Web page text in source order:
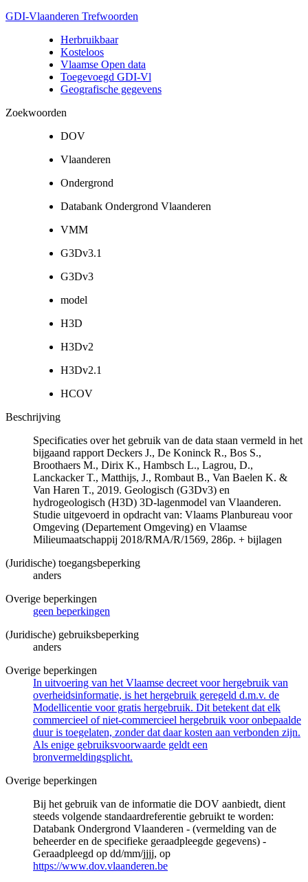
GDI-Vlaanderen Trefwoorden
Herbruikbaar
Kosteloos
Vlaamse Open data
Toegevoegd GDI-Vl
Geografische gegevens
Zoekwoorden
DOV
Vlaanderen
Ondergrond
Databank Ondergrond Vlaanderen
VMM
G3Dv3.1
G3Dv3
model
H3D
H3Dv2
H3Dv2.1
HCOV
Beschrijving
Specificaties over het gebruik van de data staan vermeld in het
bijgaand rapport Deckers J., De Koninck R., Bos S.,
Broothaers M., Dirix K., Hambsch L., Lagrou, D.,
Lanckacker T., Matthijs, J., Rombaut B., Van Baelen K. &
Van Haren T., 2019. Geologisch (G3Dv3) en
hydrogeologisch (H3D) 3D-lagenmodel van Vlaanderen.
Studie uitgevoerd in opdracht van: Vlaams Planbureau voor
Omgeving (Departement Omgeving) en Vlaamse
Milieumaatschappij 2018/RMA/R/1569, 286p. + bijlagen
(Juridische) toegangsbeperking
anders
Overige beperkingen
geen beperkingen
(Juridische) gebruiksbeperking
anders
Overige beperkingen
In uitvoering van het Vlaamse decreet voor hergebruik van
overheidsinformatie, is het hergebruik geregeld d.m.v. de
Modellicentie voor gratis hergebruik. Dit betekent dat elk
commercieel of niet-commercieel hergebruik voor onbepaalde
duur is toegelaten, zonder dat daar kosten aan verbonden zijn.
Als enige gebruiksvoorwaarde geldt een
bronvermeldingsplicht.
Overige beperkingen
Bij het gebruik van de informatie die DOV aanbiedt, dient
steeds volgende standaardreferentie gebruikt te worden:
Databank Ondergrond Vlaanderen - (vermelding van de
beheerder en de specifieke geraadpleegde gegevens) -
Geraadpleegd op dd/mm/jjjj, op
https://www.dov.vlaanderen.be